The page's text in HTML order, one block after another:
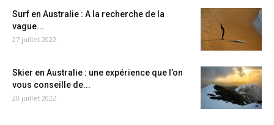
Surf en Australie : A la recherche de la
vague...
27 juillet 2022
Skier en Australie : une expérience que l’on
vous conseille de...
20 juillet 2022